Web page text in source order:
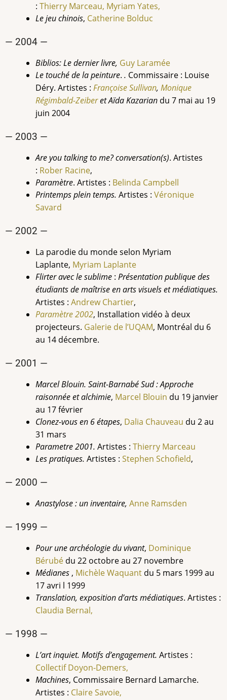
: Thierry Marceau, Myriam Yates,
Le jeu chinois, Catherine Bolduc
— 2004 —
Biblios: Le dernier livre, Guy Laramée
Le touché de la peinture. . Commissaire : Louise
Déry. Artistes : Françoise Sullivan, Monique
Régimbald-Zeiberet Aïda Kazarian du 7 mai au 19
juin 2004
— 2003 —
Are you talking to me? conversation(s). Artistes
: Rober Racine,
Paramètre. Artistes : Belinda Campbell
Printemps plein temps. Artistes : Véronique
Savard
— 2002 —
La parodie du monde selon Myriam
Laplante, Myriam Laplante
Flirter avec le sublime : Présentation publique des
étudiants de maîtrise en arts visuels et médiatiques.
Artistes : Andrew Chartier,
Paramètre 2002, Installation vidéo à deux
projecteurs. Galerie de l’UQAM, Montréal du 6
au 14 décembre.
— 2001 —
Marcel Blouin. Saint-Barnabé Sud : Approche
raisonnée et alchimie, Marcel Blouin du 19 janvier
au 17 février
Clonez-vous en 6 étapes, Dalia Chauveau du 2 au
31 mars
Parametre 2001. Artistes : Thierry Marceau
Les pratiques. Artistes : Stephen Schofield,
— 2000 —
Anastylose : un inventaire, Anne Ramsden
— 1999 —
Pour une archéologie du vivant, Dominique
Bérubé du 22 octobre au 27 novembre
Médianes , Michèle Waquant du 5 mars 1999 au
17 avri l 1999
Translation, exposition d’arts médiatiques. Artistes :
Claudia Bernal,
— 1998 —
L’art inquiet. Motifs d’engagement. Artistes :
Collectif Doyon-Demers,
Machines, Commissaire Bernard Lamarche.
Artistes : Claire Savoie,